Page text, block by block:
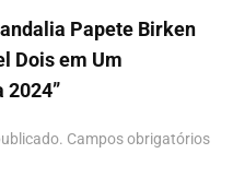
Papete Birken
Dois em Um
2024”
Campos obrigatórios